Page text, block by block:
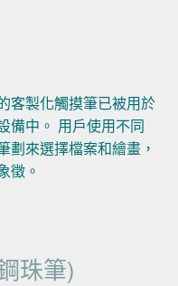
客製化觸摸筆已被用於
備中。 用戶使用不同
劃來選擇檔案和繪畫，
徵。
珠筆)